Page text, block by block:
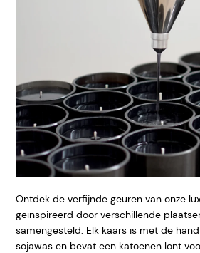
Ontdek de verfijnde geuren van onze
geïnspireerd door verschillende
samengesteld. Elk kaars is met de
sojawas en bevat een katoenen lont